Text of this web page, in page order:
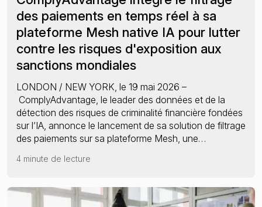
Le nouveau cadre de la LCB-FT de l’UE
des paiements en temps réel à sa
plateforme Mesh native IA pour lutter
contre les risques d'exposition aux
sanctions mondiales
LONDON / NEW YORK, le 19 mai 2026 –
ComplyAdvantage, le leader des données et de la
détection des risques de criminalité financière fondées
sur l’IA, annonce le lancement de sa solution de filtrage
des paiements sur sa plateforme Mesh, une…
4 minute de lecture